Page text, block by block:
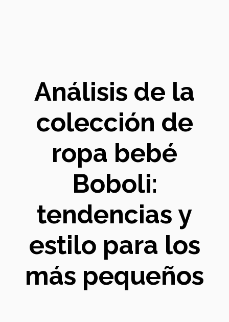
Análisis de la
colección de
ropa bebé
Boboli:
tendencias y
estilo para los
más pequeños